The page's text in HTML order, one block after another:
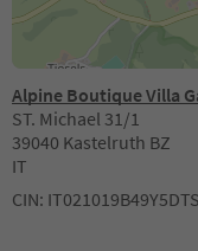
Alpine Boutique Villa
ST. Michael 31/1
39040 Kastelruth BZ
IT
CIN: